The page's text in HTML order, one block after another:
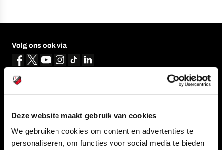
Deze website maakt gebruik van cookies
We gebruiken cookies om content en advertenties te
personaliseren, om functies voor social media te bieden
Volg ons ook via
TEAMS
KAARTVERKOOP